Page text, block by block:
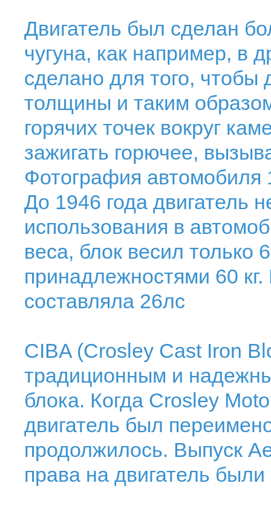
Двигатель был сделан
чугуна, как например, в
сделано для того, чтобы
толщины и таким
горячих точек вокруг
зажигать горючее,
Фотография автомобиля
До 1946 года двигатель
использования в
веса, блок весил только
принадлежностями 60
составляла 26лс
CIBA (Crosley Cast Iron
традиционным и
блока. Когда Crosley
двигатель был
продолжилось. Выпуск
права на двигатель